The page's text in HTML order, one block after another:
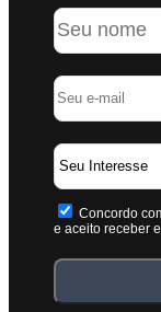
Concordo
e aceito receber